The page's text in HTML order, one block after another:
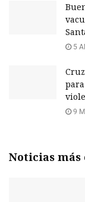
5
9
Noticias más